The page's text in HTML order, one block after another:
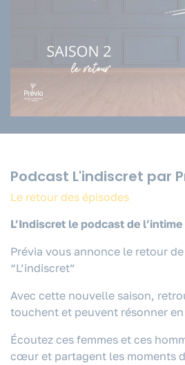
Podcast L'indiscret par
Le retour des épisodes
L’Indiscret le podcast de
Prévia vous annonce le retour
“L’indiscret”
Avec cette nouvelle saison,
touchent et peuvent résonner
Écoutez ces femmes et ces
cœur et partagent les moments